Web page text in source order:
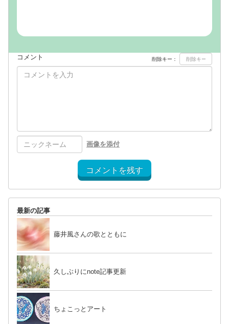
コメント 削除キー：
画像を添付
コメントを残す
最新の記事
藤井風さんの歌とともに
久しぶりにnote記事更新
ちょこっとアート